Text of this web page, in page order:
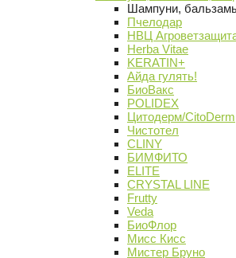
Шампуни,
Пчелодар
НВЦ
Herba Vitae
KERATIN+
Айда гулять!
БиоВакс
POLIDEX
Цитодерм/CitoDerm
Чистотел
CLINY
БИМФИТО
ELITE
CRYSTAL LINE
Frutty
Veda
БиоФлор
Мисс Кисс
Мистер Бруно